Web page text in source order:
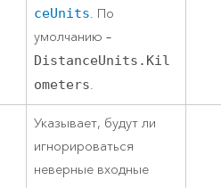
ceUnits. По
умолчанию –
DistanceUnits.Kil
ometers.
Указывает, будут ли
игнорироваться
неверные входные